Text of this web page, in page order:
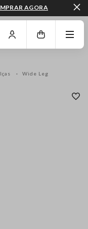
AO FIM DA PÁGINA
AGORA
Wide Leg